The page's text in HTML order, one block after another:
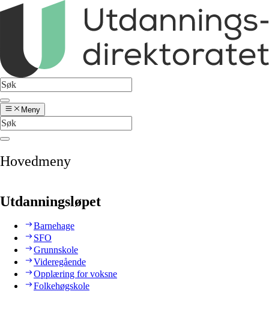
Meny
Hovedmeny
Utdanningsløpet
Barnehage
SFO
Grunnskole
Videregående
Opplæring for voksne
Folkehøgskole